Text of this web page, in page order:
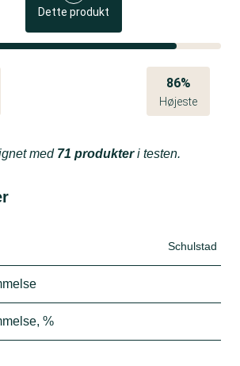
Dette produkt
86%
Højeste
med 71 produkteri testen.
Schulstad
%